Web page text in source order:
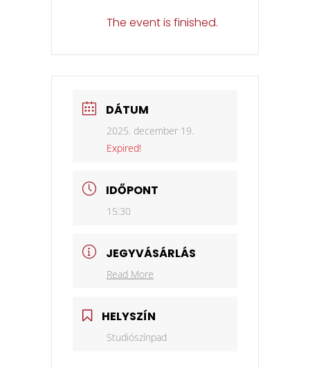
The event is finished.
DÁTUM
2025. december 19.
Expired!
IDŐPONT
15:30
JEGYVÁSÁRLÁS
Read More
HELYSZÍN
Studiószínpad